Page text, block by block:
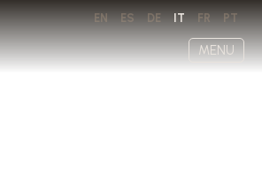
EN ES DE IT FR PT
MENU